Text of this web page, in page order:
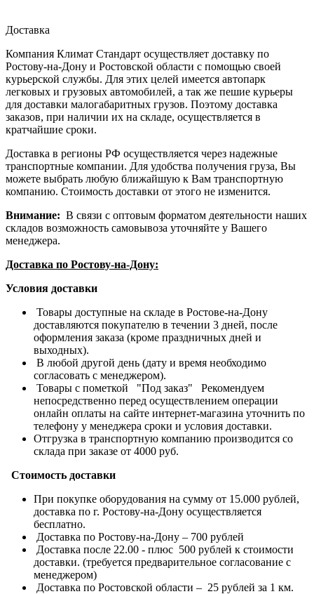
Доставка
Компания Климат Стандарт осуществляет доставку по
Ростову-на-Дону и Ростовской области с помощью своей
курьерской службы. Для этих целей имеется автопарк
легковых и грузовых автомобилей, а так же пешие курьеры
для доставки малогабаритных грузов. Поэтому доставка
заказов, при наличии их на складе, осуществляется в
кратчайшие сроки.
Доставка в регионы РФ осуществляется через надежные
транспортные компании. Для удобства получения груза, Вы
можете выбрать любую ближайшую к Вам транспортную
компанию. Стоимость доставки от этого не изменится.
Внимание: В связи с оптовым форматом деятельности наших
складов возможность самовывоза уточняйте у Вашего
менеджера.
Доставка по Ростову-на-Дону:
Условия доставки
Товары доступные на складе в Ростове-на-Дону
доставляются покупателю в течении 3 дней, после
оформления заказа (кроме праздничных дней и
выходных).
В любой другой день (дату и время необходимо
согласовать с менеджером).
Товары с пометкой "Под заказ" Рекомендуем
непосредственно перед осуществлением операции
онлайн оплаты на сайте интернет-магазина уточнить по
телефону у менеджера сроки и условия доставки.
Отгрузка в транспортную компанию производится со
склада при заказе от 4000 руб.
Стоимость доставки
При покупке оборудования на сумму от 15.000 рублей,
доставка по г. Ростову-на-Дону осуществляется
бесплатно.
Доставка по Ростову-на-Дону – 700 рублей
Доставка после 22.00 - плюс 500 рублей к стоимости
доставки. (требуется предварительное согласование с
менеджером)
Доставка по Ростовской области – 25 рублей за 1 км.